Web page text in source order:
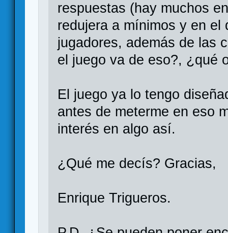
respuestas (hay muchos
redujera a mínimos y en el
jugadores, además de las
el juego va de eso?, ¿qué
El juego ya lo tengo
antes de meterme en eso
interés en algo así.
¿Qué me decís? Gracias,
Enrique Trigueros.